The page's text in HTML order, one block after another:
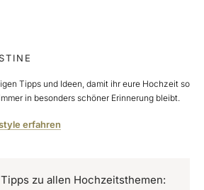
Tipps und Ideen, damit ihr eure Hochzeit so
in besonders schöner Erinnerung bleibt.
erfahren
zu allen Hochzeitsthemen: